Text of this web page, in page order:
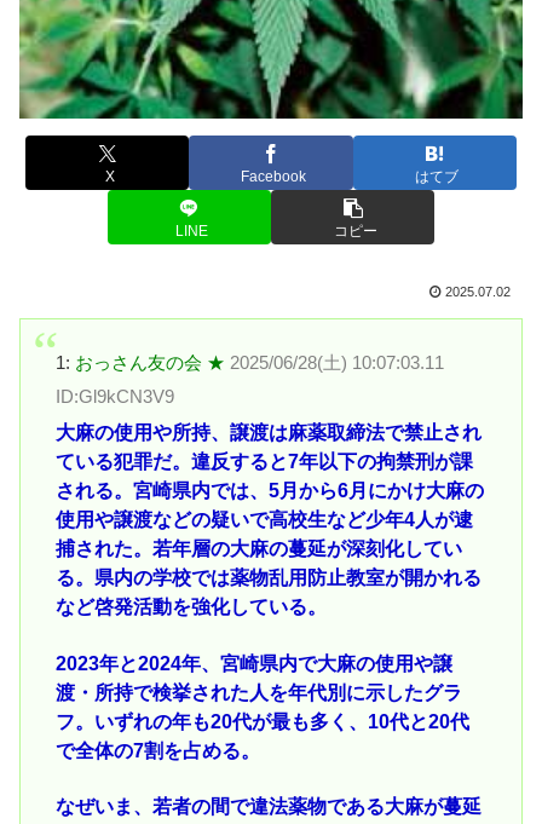
X Facebook はてブ
LINE コピー
2025.07.02
1: おっさん友の会 ★ 2025/06/28(土) 10:07:03.11
ID:Gl9kCN3V9
大麻の使用や所持、譲渡は麻薬取締法で禁止され
ている犯罪だ。違反すると7年以下の拘禁刑が課
される。宮崎県内では、5月から6月にかけ大麻の
使用や譲渡などの疑いで高校生など少年4人が逮
捕された。若年層の大麻の蔓延が深刻化してい
る。県内の学校では薬物乱用防止教室が開かれる
など啓発活動を強化している。
2023年と2024年、宮崎県内で大麻の使用や譲
渡・所持で検挙された人を年代別に示したグラ
フ。いずれの年も20代が最も多く、10代と20代
で全体の7割を占める。
なぜいま、若者の間で違法薬物である大麻が蔓延